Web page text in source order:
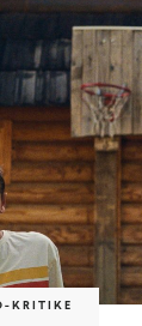
KRITIKE